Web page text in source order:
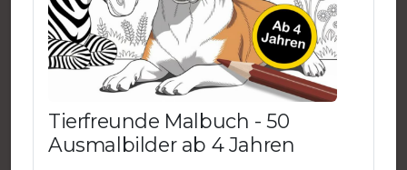
Tierfreunde Malbuch - 50
Ausmalbilder ab 4 Jahren